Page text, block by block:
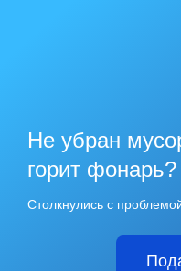
Не убран
горит фонарь?
Столкнулись с